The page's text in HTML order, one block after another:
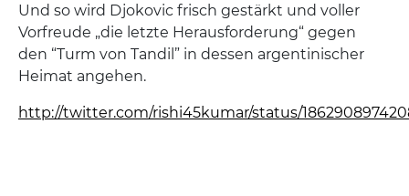
Und so wird Djokovic frisch gestärkt und voller
Vorfreude „die letzte Herausforderung“ gegen
den “Turm von Tandil” in dessen argentinischer
Heimat angehen.
http://twitter.com/rishi45kumar/status/